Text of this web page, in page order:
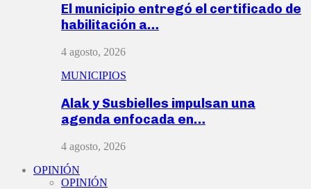
El municipio entregó el certificado de
habilitación a…
4 agosto, 2026
MUNICIPIOS
Alak y Susbielles impulsan una
agenda enfocada en…
4 agosto, 2026
OPINIÓN
OPINIÓN